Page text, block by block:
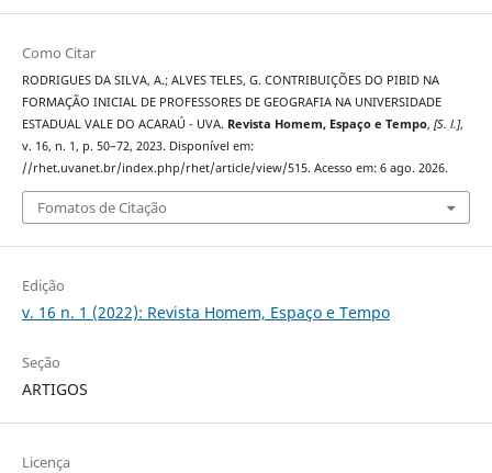
Como Citar
RODRIGUES DA SILVA, A.; ALVES TELES, G. CONTRIBUIÇÕES DO PIBID NA
FORMAÇÃO INICIAL DE PROFESSORES DE GEOGRAFIA NA UNIVERSIDADE
ESTADUAL VALE DO ACARAÚ - UVA. Revista Homem, Espaço e Tempo, [S. l.],
v. 16, n. 1, p. 50–72, 2023. Disponível em:
//rhet.uvanet.br/index.php/rhet/article/view/515. Acesso em: 6 ago. 2026.
Fomatos de Citação
Edição
v. 16 n. 1 (2022): Revista Homem, Espaço e Tempo
Seção
ARTIGOS
Licença